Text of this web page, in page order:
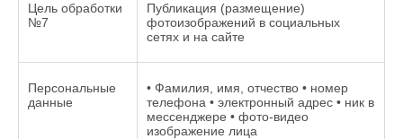
Цель обработки
№7
Публикация (размещение)
фотоизображений в социальных
сетях и на сайте
Персональные
данные
• Фамилия, имя, отчество • номер
телефона • электронный адрес • ник в
мессенджере • фото-видео
изображение лица